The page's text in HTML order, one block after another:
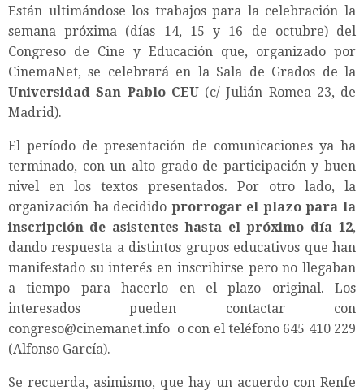
Están ultimándose los trabajos para la celebración la
semana próxima (días 14, 15 y 16 de octubre) del
Congreso de Cine y Educación que, organizado por
CinemaNet, se celebrará en la Sala de Grados de la
Universidad San Pablo CEU(c/ Julián Romea 23, de
Madrid).
El período de presentación de comunicaciones ya ha
terminado, con un alto grado de participación y buen
nivel en los textos presentados. Por otro lado, la
organización ha decidido prorrogar el plazo para la
inscripción de asistentes hasta el próximo día 12,
dando respuesta a distintos grupos educativos que han
manifestado su interés en inscribirse pero no llegaban
a tiempo para hacerlo en el plazo original. Los
interesados pueden contactar con
congreso@cinemanet.info o con el teléfono 645 410 229
(Alfonso García).
Se recuerda, asimismo, que hay un acuerdo con Renfe